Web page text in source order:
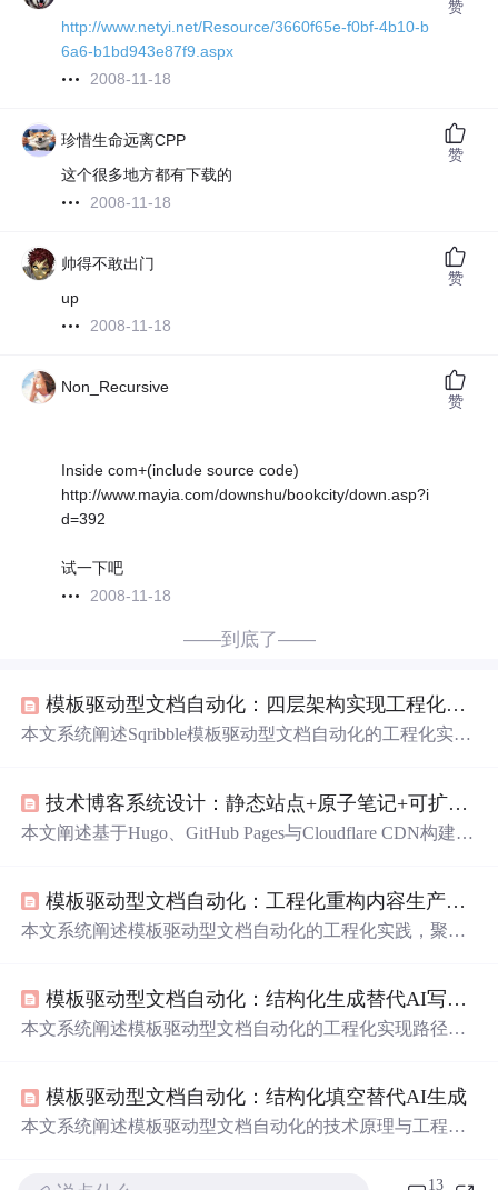
http://www.netyi.net/Resource/3660f65e-f0bf-4b10-b
6a6-b1bd943e87f9.aspx
2008-11-18
赞
珍惜生命远离CPP
这个很多地方都有下载的
2008-11-18
赞
帅得不敢出门
up
2008-11-18
赞
Non_Recursive
Inside com+(include source code)
http://www.mayia.com/downshu/bookcity/down.asp?i
d=392
试一下吧
2008-11-18
赞
——到底了——
模板驱动型文档自动化：四层架构实现工程化内容生产
本文系统阐述Sqribble模板驱动型文档自动化的工程化实
术。涵盖模板版本Git管理、响应式CSS适配、CRM实时对
接、边界场景测试及常见渲染与并发问题排查，并延伸至
技术博客系统设计：静态站点+原子笔记+可扩展架构
本文阐述基于Hugo、GitHub Pages与Cloudflare CDN构建高
内容组织范式，满足单一概念、独立可读、含可执行片段
及溯源链接四要素；通过VS Code插件+Git Hooks实现自动
向协作平台的渐进演进路径。
模板驱动型文档自动化：工程化重构内容生产流水线
本文系统阐述模板驱动型文档自动化的工程化实践，聚焦
库、冲突检测）、数据源联动（Excel日期处理、API雪崩
防控、数据库连接池优化）等核心技术环节，并覆盖企业
内容层、样式层和数据层融合的可执行系统。
模板驱动型文档自动化：结构化生成替代AI写作的工程实践
本文系统阐述模板驱动型文档自动化的工程化实现路径，
态条款引擎等核心技术。强调确定性、合规性与可维护
性，对比AI生成在法规引用、样式精度和排序逻辑上的不
模板驱动型文档自动化：结构化填空替代AI生成
本文系统阐述模板驱动型文档自动化的技术原理与工程实
13